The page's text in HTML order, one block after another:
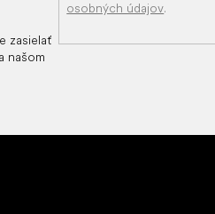
zasielať
našom
osobných údajov.